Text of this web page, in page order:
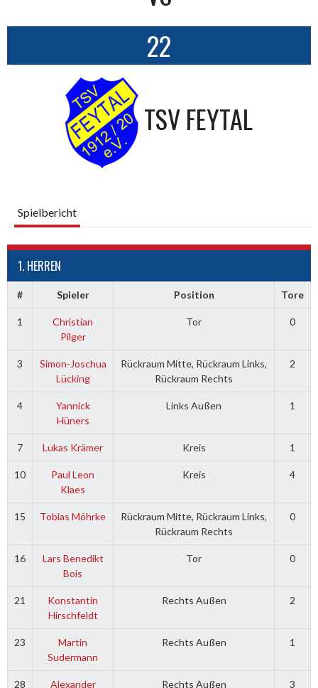
22
TSV FEYTAL
Spielbericht
1. HERREN
# Spieler Position Tore
1
Christian
Pilger
Tor 0
3
Simon-Joschua
Lücking
Rückraum Mitte, Rückraum Links,
Rückraum Rechts
2
4
Yannick
Hüners
Links Außen 1
7 Lukas Krämer Kreis 1
10
Paul Leon
Klaes
Kreis 4
15 Tobias Möhrke
Rückraum Mitte, Rückraum Links,
Rückraum Rechts
0
16
Lars Benedikt
Bois
Tor 0
21
Konstantin
Hirschfeldt
Rechts Außen 2
23
Martin
Sudermann
Rechts Außen 1
28 Alexander Rechts Außen 3